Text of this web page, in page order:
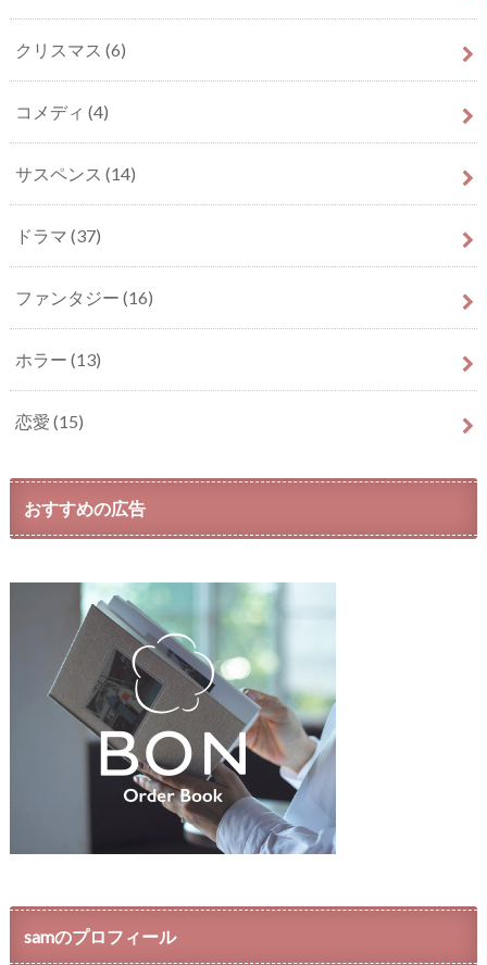
クリスマス (6)
コメディ (4)
サスペンス (14)
ドラマ (37)
ファンタジー (16)
ホラー (13)
恋愛 (15)
おすすめの広告
samのプロフィール